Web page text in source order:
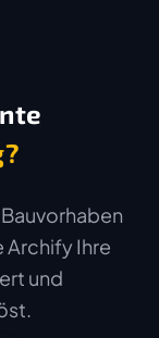
Archify Ihre
und